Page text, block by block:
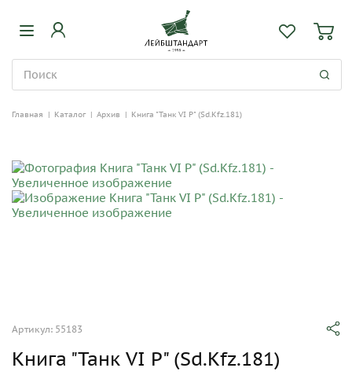
Главная | Каталог | Архив | Книга "Танк VI P" (Sd.Kfz.181)
Артикул: 55183
Книга "Танк VI P" (Sd.Kfz.181)